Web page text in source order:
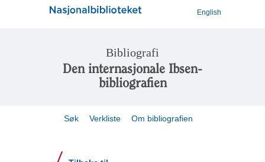
English
Bibliografi
Den internasjonale Ibsen-
bibliografien
Søk Verkliste Om bibliografien